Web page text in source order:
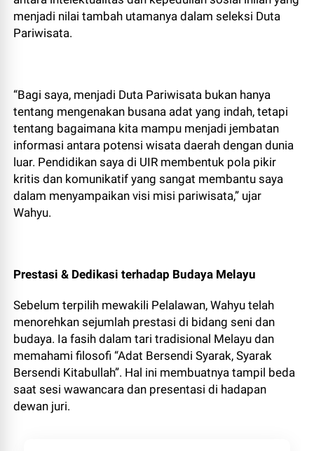
menjadi nilai tambah utamanya dalam seleksi Duta
Pariwisata.
“Bagi saya, menjadi Duta Pariwisata bukan hanya
tentang mengenakan busana adat yang indah, tetapi
tentang bagaimana kita mampu menjadi jembatan
informasi antara potensi wisata daerah dengan dunia
luar. Pendidikan saya di UIR membentuk pola pikir
kritis dan komunikatif yang sangat membantu saya
dalam menyampaikan visi misi pariwisata,” ujar
Wahyu.
Prestasi & Dedikasi terhadap Budaya Melayu
Sebelum terpilih mewakili Pelalawan, Wahyu telah
menorehkan sejumlah prestasi di bidang seni dan
budaya. Ia fasih dalam tari tradisional Melayu dan
memahami filosofi “Adat Bersendi Syarak, Syarak
Bersendi Kitabullah”. Hal ini membuatnya tampil beda
saat sesi wawancara dan presentasi di hadapan
dewan juri.